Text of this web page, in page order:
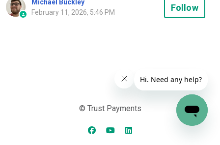
Michael Buckley
February 11, 2026, 5:46 PM
Follow
© Trust Payments